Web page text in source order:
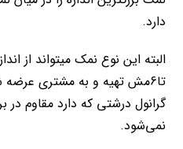
دارد.
تا6مش تهیه و به مشتری
گرانول درشتی که دارد مقاوم در
نمی‌شود.